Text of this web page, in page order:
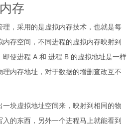
存
，采用的是虚拟内存技术，也就是每
存空间，不同进程的虚拟内存映射到
使进程 A 和 进程 B 的虚拟地址是一样
内存地址，对于数据的增删查改互不
块虚拟地址空间来，映射到相同的物
的东西，另外一个进程马上就能看到